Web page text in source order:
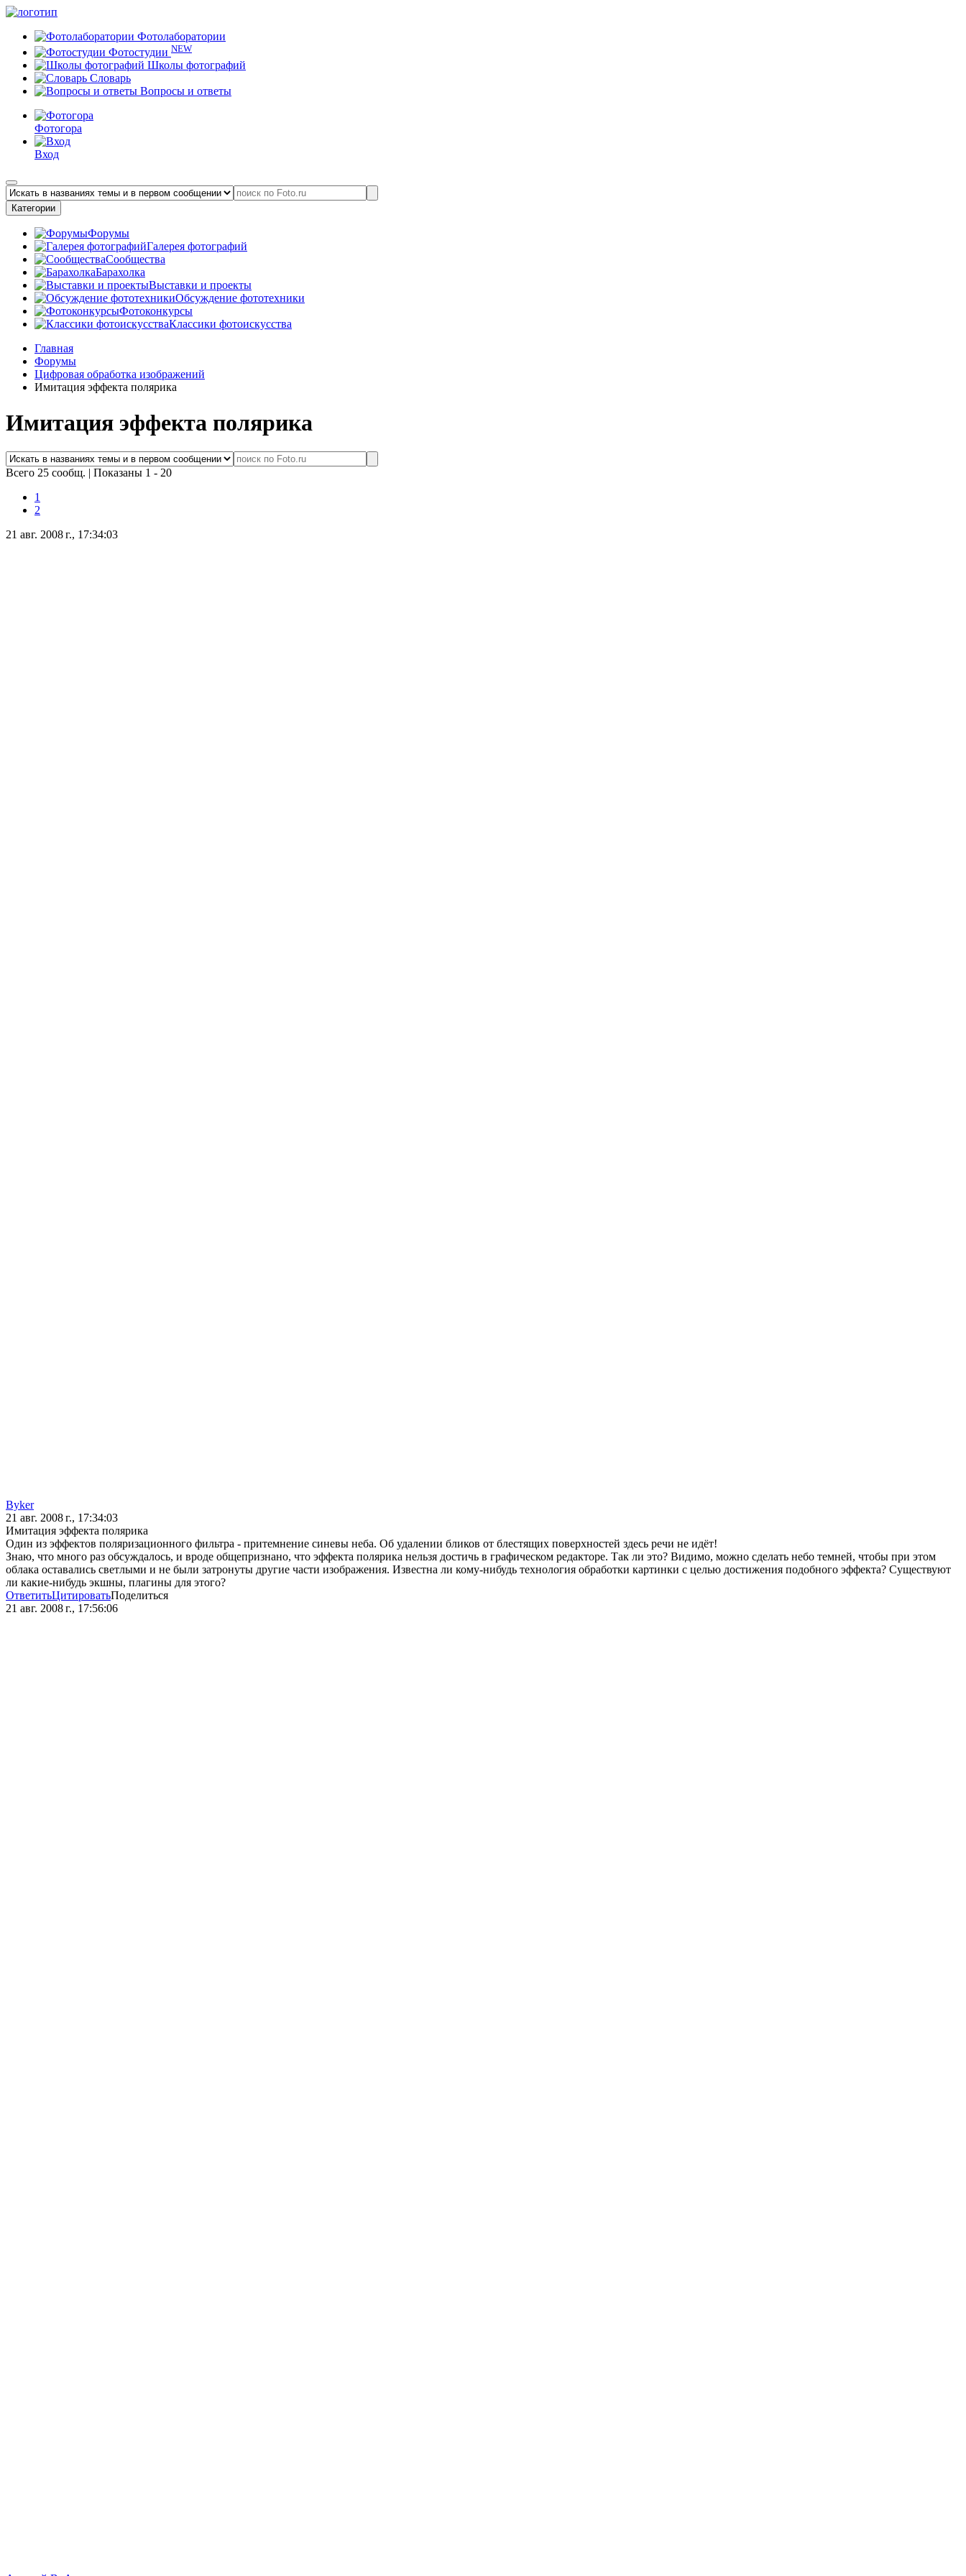
Фотолаборатории
Фотостудии NEW
Школы фотографий
Словарь
Вопросы и ответы
Фотогора
Вход
Категории
Форумы
Галерея фотографий
Сообщества
Барахолка
Выставки и проекты
Обсуждение фототехники
Фотоконкурсы
Классики фотоискусства
Главная
Форумы
Цифровая обработка изображений
Имитация эффекта полярика
Имитация эффекта полярика
Всего 25 сообщ. | Показаны 1 - 20
1
2
21 авг. 2008 г., 17:34:03
Byker
21 авг. 2008 г., 17:34:03
Имитация эффекта полярика
Один из эффектов поляризационного фильтра - притемнение синевы неба. Об удалении бликов от блестящих поверхностей здесь речи не идёт!
Знаю, что много раз обсуждалось, и вроде общепризнано, что эффекта полярика нельзя достичь в графическом редакторе. Так ли это? Видимо, можно сделать небо темней, чтобы при этом
облака оставались светлыми и не были затронуты другие части изображения. Известна ли кому-нибудь технология обработки картинки с целью достижения подобного эффекта? Существуют
ли какие-нибудь экшны, плагины для этого?
ОтветитьЦитироватьПоделиться
21 авг. 2008 г., 17:56:06